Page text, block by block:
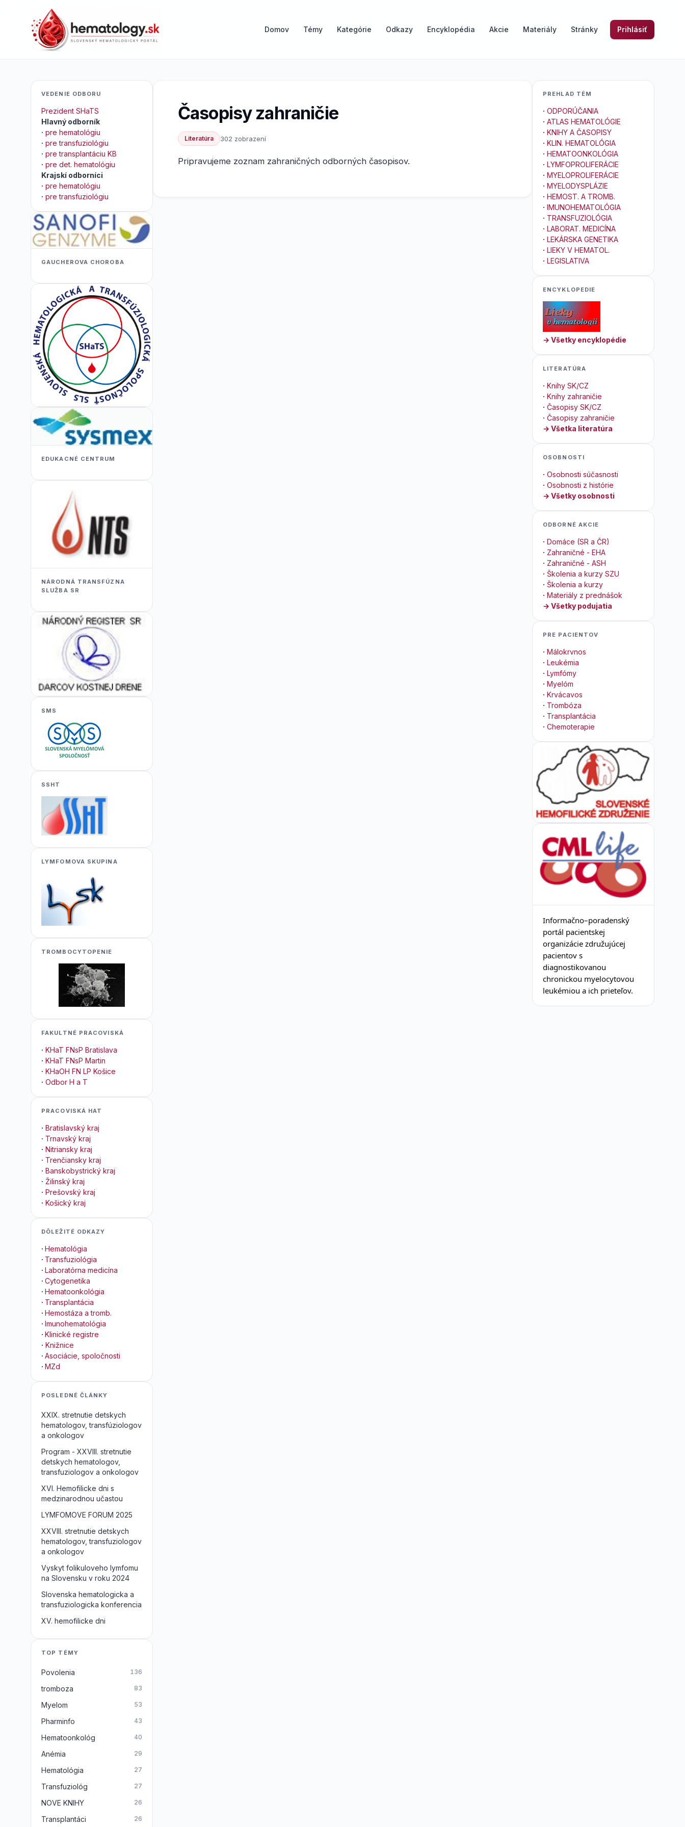
Domov Témy Kategórie Odkazy Encyklopédia Akcie Materiály Stránky Prihlásiť
Časopisy zahraničie
Literatúra 302 zobrazení
Pripravujeme zoznam zahraničných odborných časopisov.
VEDENIE ODBORU
Prezident SHaTS
Hlavný odborník
· pre hematológiu
· pre transfuziológiu
· pre transplantáciu KB
· pre det. hematológiu
Krajskí odborníci
· pre hematológiu
· pre transfuziológiu
GAUCHEROVA CHOROBA
EDUKACNÉ CENTRUM
NÁRODNÁ TRANSFÚZNA
SLUŽBA SR
SMS
SSHT
LYMFOMOVA SKUPINA
TROMBOCYTOPENIE
FAKULTNÉ PRACOVISKÁ
· KHaT FNsP Bratislava
· KHaT FNsP Martin
· KHaOH FN LP Košice
· Odbor H a T
PRACOVISKÁ HAT
· Bratislavský kraj
· Trnavský kraj
· Nitriansky kraj
· Trenčiansky kraj
· Banskobystrický kraj
· Žilinský kraj
· Prešovský kraj
· Košický kraj
DÔLEŽITÉ ODKAZY
· Hematológia
· Transfuziológia
· Laboratórna medicína
· Cytogenetika
· Hematoonkológia
· Transplantácia
· Hemostáza a tromb.
· Imunohematológia
· Klinické registre
· Knižnice
· Asociácie, spoločnosti
· MZd
POSLEDNÉ ČLÁNKY
XXIX. stretnutie detskych
hematologov, transfúziologov
a onkologov
Program - XXVIII. stretnutie
detskych hematologov,
transfuziologov a onkologov
XVI. Hemofilicke dni s
medzinarodnou učastou
LYMFOMOVE FORUM 2025
XXVIII. stretnutie detskych
hematologov, transfuziologov
a onkologov
Vyskyt folikuloveho lymfomu
na Slovensku v roku 2024
Slovenska hematologicka a
transfuziologicka konferencia
XV. hemofilicke dni
TOP TÉMY
Povolenia 136
tromboza 83
Myelom 53
Pharminfo 43
Hematoonkológ 40
Anémia 29
Hematológia 27
Transfuziológ 27
NOVE KNIHY 26
Transplantáci 26
PREHLAD TÉM
· ODPORÚČANIA
· ATLAS HEMATOLÓGIE
· KNIHY A ČASOPISY
· KLIN. HEMATOLÓGIA
· HEMATOONKOLÓGIA
· LYMFOPROLIFERÁCIE
· MYELOPROLIFERÁCIE
· MYELODYSPLÁZIE
· HEMOST. A TROMB.
· IMUNOHEMATOLÓGIA
· TRANSFUZIOLÓGIA
· LABORAT. MEDICÍNA
· LEKÁRSKA GENETIKA
· LIEKY V HEMATOL.
· LEGISLATIVA
ENCYKLOPEDIE
→ Všetky encyklopédie
LITERATÚRA
· Knihy SK/CZ
· Knihy zahraničie
· Časopisy SK/CZ
· Časopisy zahraničie
→ Všetka literatúra
OSOBNOSTI
· Osobnosti súčasnosti
· Osobnosti z histórie
→ Všetky osobnosti
ODBORNÉ AKCIE
· Domáce (SR a ČR)
· Zahraničné - EHA
· Zahraničné - ASH
· Školenia a kurzy SZU
· Školenia a kurzy
· Materiály z prednášok
→ Všetky podujatia
PRE PACIENTOV
· Málokrvnos
· Leukémia
· Lymfómy
· Myelóm
· Krvácavos
· Trombóza
· Transplantácia
· Chemoterapie
Informačno–poradenský
portál pacientskej
organizácie združujúcej
pacientov s
diagnostikovanou
chronickou myelocytovou
leukémiou a ich prieteľov.